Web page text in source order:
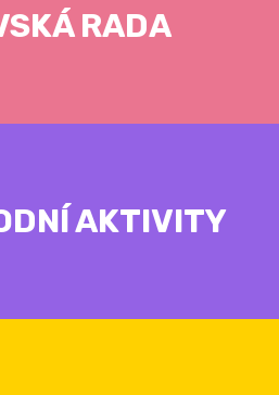
RADA
AKTIVITY